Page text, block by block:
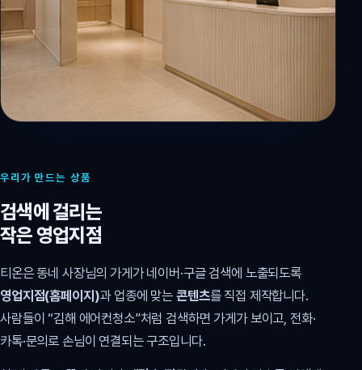
우리가 만드는 상품
검색에 걸리는
작은 영업지점
티온은 동네 사장님의 가게가 네이버·구글 검색에 노출되도록
영업지점(홈페이지)과 업종에 맞는 콘텐츠를 직접 제작합니다.
사람들이 “김해 에어컨청소”처럼 검색하면 가게가 보이고, 전화·
카톡·문의로 손님이 연결되는 구조입니다.